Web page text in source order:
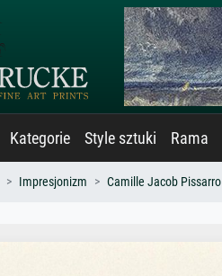
Kategorie Style sztuki Rama
Impresjonizm Camille Jacob Pissarro